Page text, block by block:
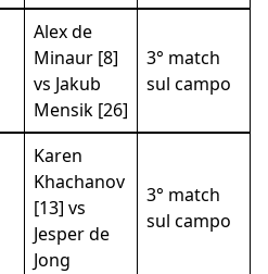
Alex de
Minaur [8]
vs Jakub
Mensik [26]
3° match
sul campo
Karen
Khachanov
[13] vs
Jesper de
Jong
3° match
sul campo